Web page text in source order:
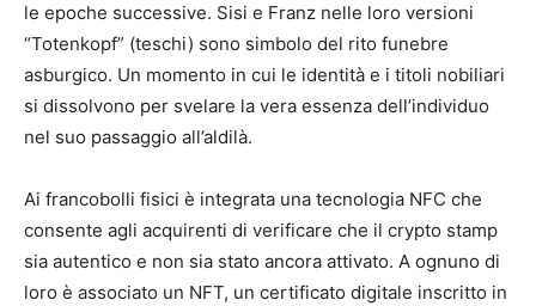
le epoche successive. Sisi e Franz nelle loro versioni
“Totenkopf” (teschi) sono simbolo del rito funebre
asburgico. Un momento in cui le identità e i titoli nobiliari
si dissolvono per svelare la vera essenza dell’individuo
nel suo passaggio all’aldilà.
Ai francobolli fisici è integrata una tecnologia NFC che
consente agli acquirenti di verificare che il crypto stamp
sia autentico e non sia stato ancora attivato. A ognuno di
loro è associato un NFT, un certificato digitale inscritto in